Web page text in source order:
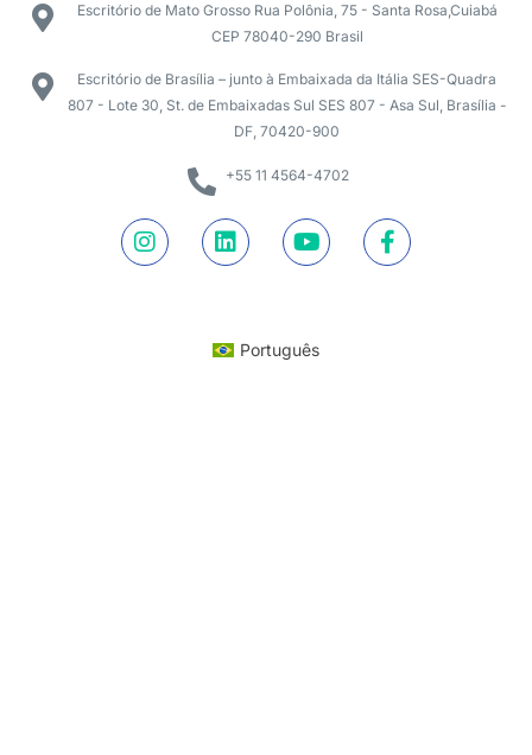
Escritório de Mato Grosso Rua Polônia, 75 - Santa Rosa,Cuiabá
CEP 78040-290 Brasil
Escritório de Brasília – junto à Embaixada da Itália SES-Quadra
807 - Lote 30, St. de Embaixadas Sul SES 807 - Asa Sul, Brasília -
DF, 70420-900
+55 11 4564-4702
Português